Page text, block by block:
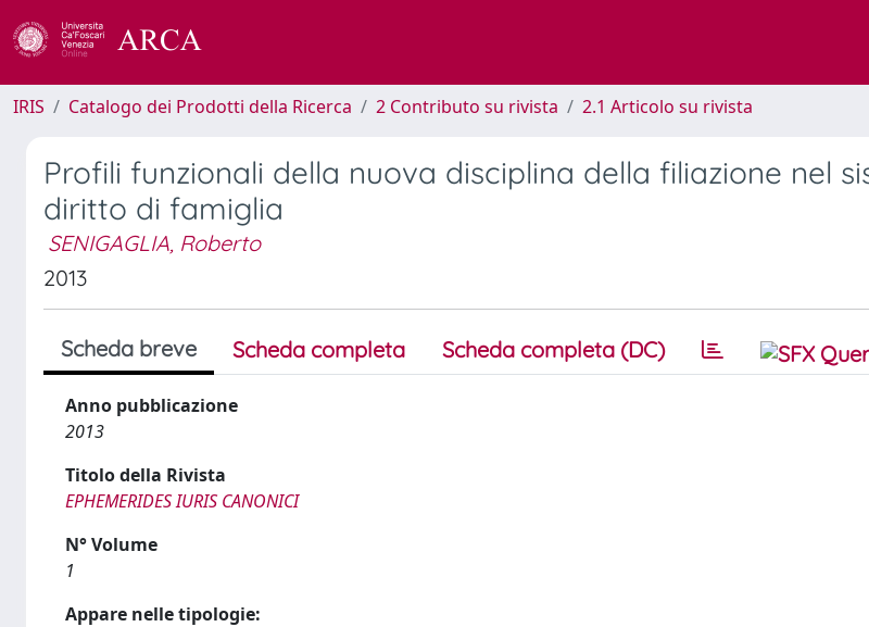
IRIS Catalogo dei Prodotti della Ricerca 2 Contributo su rivista 2.1 Articolo su rivista
Profili funzionali della nuova disciplina della filiazione nel
diritto di famiglia
SENIGAGLIA, Roberto
2013
Scheda breve Scheda completa Scheda completa (DC)
Anno pubblicazione
2013
Titolo della Rivista
EPHEMERIDES IURIS CANONICI
N° Volume
1
Appare nelle tipologie: